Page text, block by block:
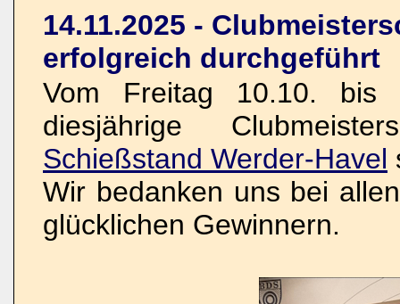
14.11.2025 -
erfolgreich durchgeführt
Vom Freitag 10.10. bis
diesjährige
Schießstand Werder-Havel
Wir bedanken uns bei
glücklichen Gewinnern.